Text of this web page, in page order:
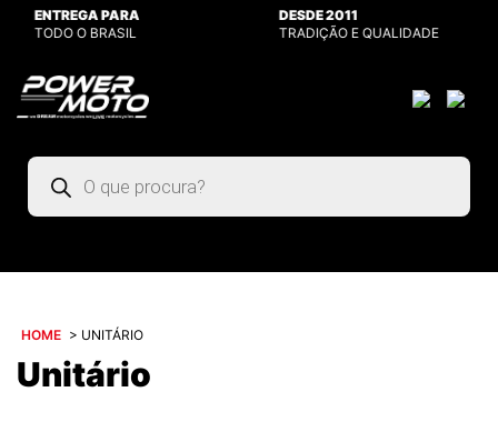
ENTREGA PARA
TODO O BRASIL
DESDE 2011
TRADIÇÃO E QUALIDADE
Pesquisar
produtos
HOME > UNITÁRIO
Unitário